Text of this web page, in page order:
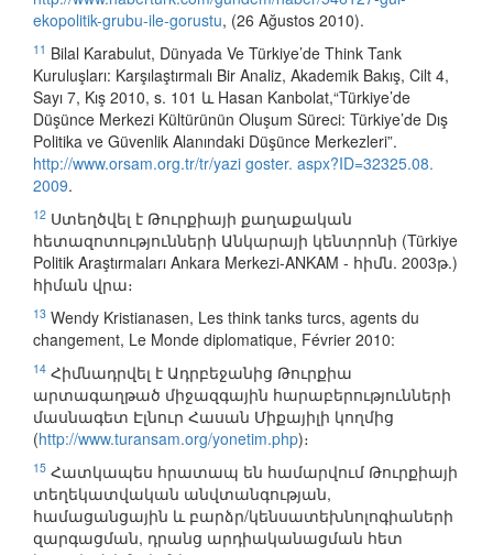
ekopolitik-grubu-ile-gorustu, (26 Ağustos 2010).
11 Bilal Karabulut, Dünyada Ve Türkiye’de Think Tank
Kuruluşları: Karşılaştırmalı Bir Analiz, Akademik Bakış, Cilt 4,
Sayı 7, Kış 2010, s. 101 և Hasan Kanbolat,“Türkiye’de
Düşünce Merkezi Kültürünün Oluşum Süreci: Türkiye’de Dış
Politika ve Güvenlik Alanındaki Düşünce Merkezleri”.
http://www.orsam.org.tr/tr/yazi goster. aspx?ID=32325.08.
2009.
12 Ստեղծվել է Թուրքիայի քաղաքական
հետազոտությունների Անկարայի կենտրոնի (Türkiye
Politik Araştırmaları Ankara Merkezi-ANKAM - հիմն. 2003թ.)
հիման վրա։
13 Wendy Kristianasen, Les think tanks turcs, agents du
changement, Le Monde diplomatique, Février 2010:
14 Հիմնադրվել է Ադրբեջանից Թուրքիա
արտագաղթած միջազգային հարաբերությունների
մասնագետ Էլնուր Հասան Միքայիլի կողմից
(http://www.turansam.org/yonetim.php)։
15 Հատկապես հրատապ են համարվում Թուրքիայի
տեղեկատվական անվտանգության,
համացանցային և բարձր/կենսատեխնոլոգիաների
զարգացման, դրանց արդիականացման հետ